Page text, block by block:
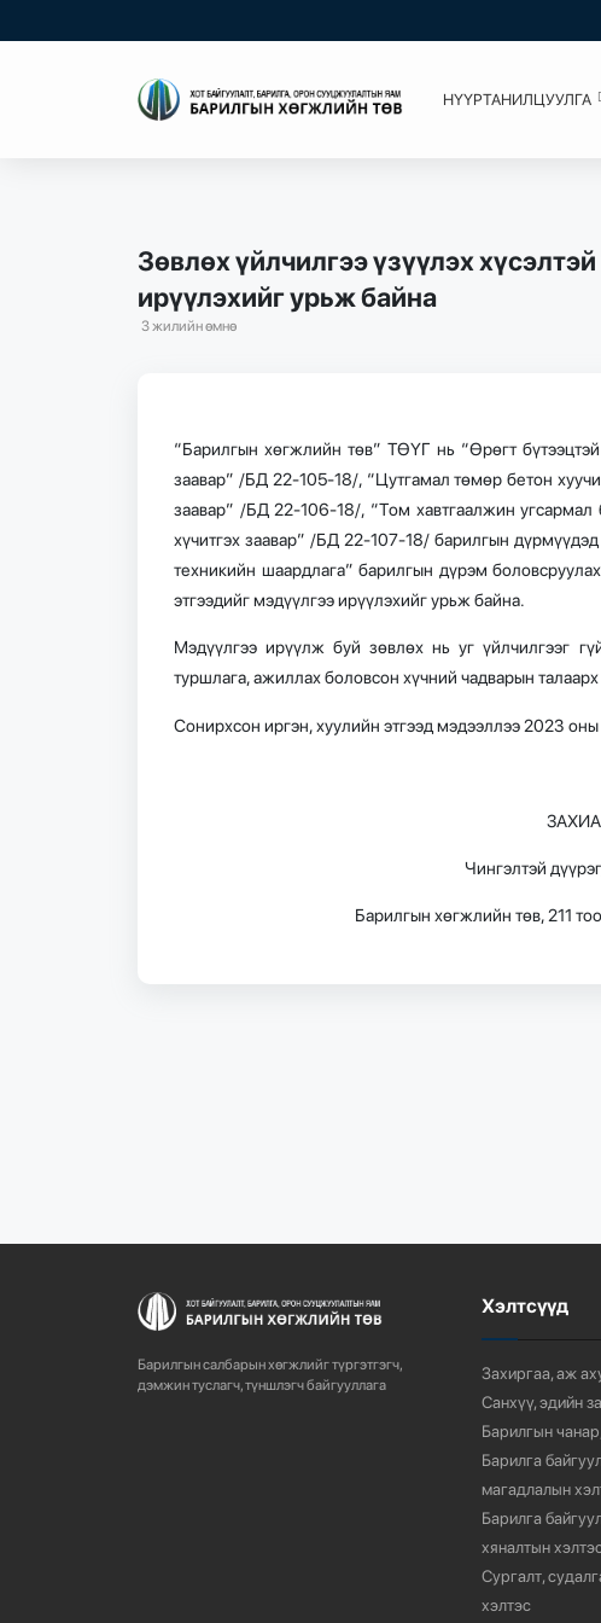
НҮҮРТАНИЛЦУУЛГА
Зөвлөх үйлчилгээ үзүүлэх
ирүүлэхийг урьж байна
3 жилийн өмнө
“Барилгын хөгжлийн төв” ТӨҮГ нь “Өрөгт
заавар” /БД 22-105-18/, “Цутгамал төмөр бетон
заавар” /БД 22-106-18/, “Том хавтгаалжин угсармал
хүчитгэх заавар” /БД 22-107-18/ барилгын
техникийн шаардлага” барилгын дүрэм
этгээдийг мэдүүлгээ ирүүлэхийг урьж байна.
Мэдүүлгээ ирүүлж буй зөвлөх нь уг үйлчилгээг
туршлага, ажиллах боловсон хүчний чадварын
Сонирхсон иргэн, хуулийн этгээд мэдээллээ 2023
Чингэлтэй
Барилгын хөгжлийн төв, 211
Барилгын салбарын хөгжлийг түргэтгэгч,
дэмжин туслагч, түншлэгч байгууллага
Хэлтсүүд
Захиргаа, аж
Санхүү, эдийн
Барилгын
Барилга
магадлалын
Барилга
хяналтын
Сургалт,
хэлтэс